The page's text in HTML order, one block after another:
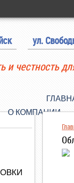
ул.
и честность
О КОМПАНИИ